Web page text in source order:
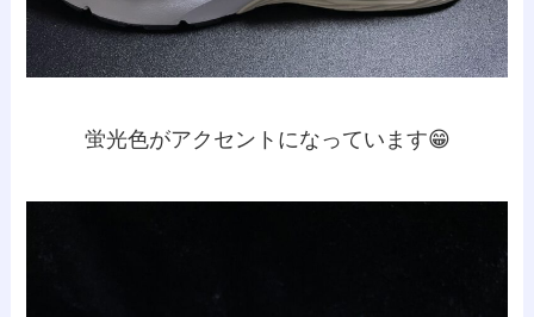
蛍光色がアクセントになっています😁